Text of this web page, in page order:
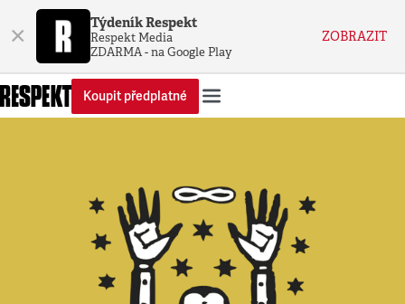
× Týdeník Respekt
Respekt Media
ZDARMA - na Google Play
ZOBRAZIT
Koupit předplatné